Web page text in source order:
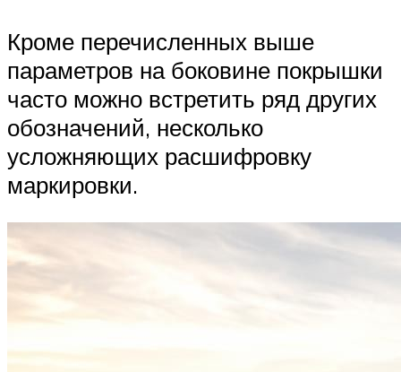
Кроме перечисленных выше
параметров на боковине покрышки
часто можно встретить ряд других
обозначений, несколько
усложняющих расшифровку
маркировки.